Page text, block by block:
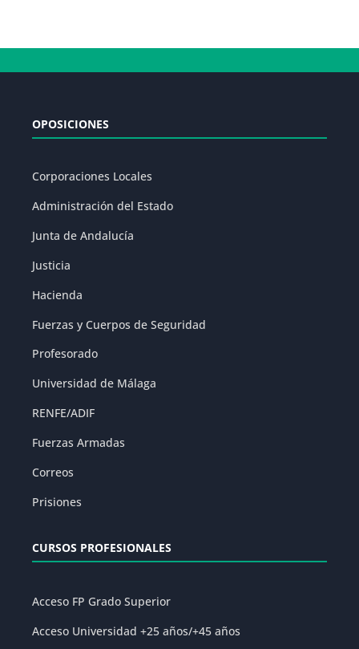
OPOSICIONES
Corporaciones Locales
Administración del Estado
Junta de Andalucía
Justicia
Hacienda
Fuerzas y Cuerpos de Seguridad
Profesorado
Universidad de Málaga
RENFE/ADIF
Fuerzas Armadas
Correos
Prisiones
CURSOS PROFESIONALES
Acceso FP Grado Superior
Acceso Universidad +25 años/+45 años